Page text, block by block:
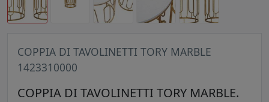
COPPIA DI TAVOLINETTI TORY MARBLE
1423310000
COPPIA DI TAVOLINETTI TORY MARBLE.